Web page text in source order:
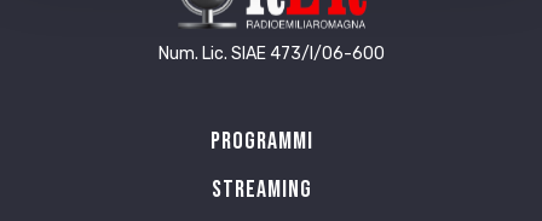
Num. Lic. SIAE 473/I/06-600
Programmi
Streaming